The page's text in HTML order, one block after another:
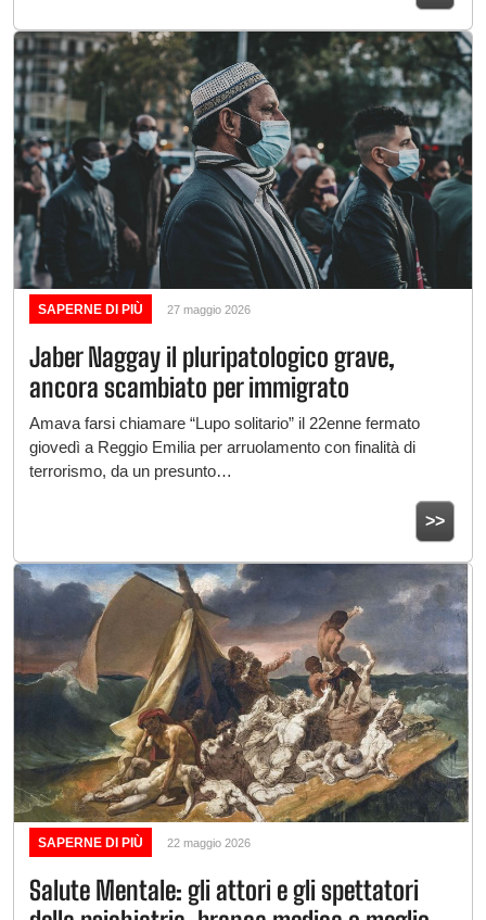
27 maggio 2026
SAPERNE DI PIÙ
Jaber Naggay il pluripatologico grave,
ancora scambiato per immigrato
Amava farsi chiamare “Lupo solitario” il 22enne fermato
giovedì a Reggio Emilia per arruolamento con finalità di
terrorismo, da un presunto…
>>
22 maggio 2026
SAPERNE DI PIÙ
Salute Mentale: gli attori e gli spettatori